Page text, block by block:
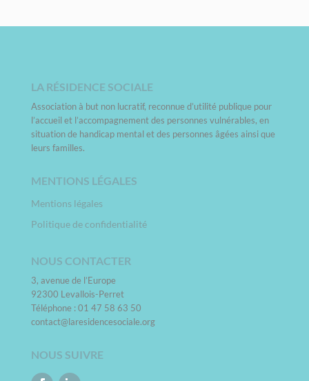
LA RÉSIDENCE SOCIALE
Association à but non lucratif, reconnue d’utilité publique pour
l’accueil et l’accompagnement des personnes vulnérables, en
situation de handicap mental et des personnes âgées ainsi que
leurs familles.
MENTIONS LÉGALES
Mentions légales
Politique de confidentialité
NOUS CONTACTER
3, avenue de l’Europe
92300 Levallois-Perret
Téléphone : 01 47 58 63 50
contact@laresidencesociale.org
NOUS SUIVRE